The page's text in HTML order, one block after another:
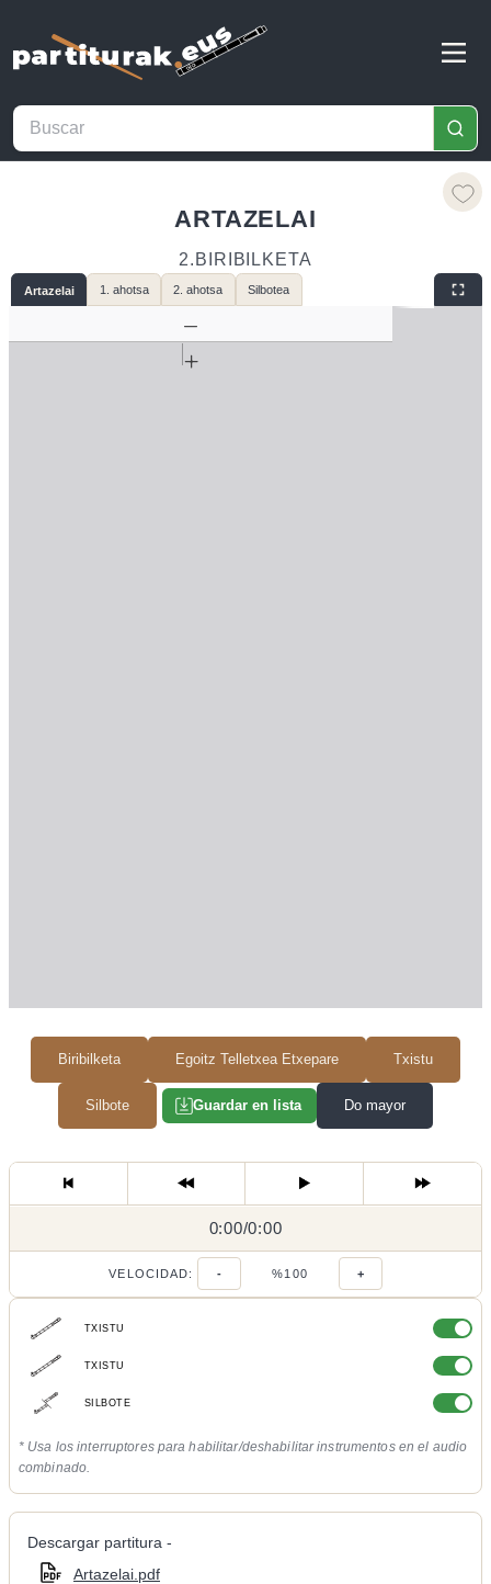
ARTAZELAI
2.BIRIBILKETA
Biribilketa Egoitz Telletxea Etxepare Txistu
Silbote Guardar en lista Do mayor
0:00/
0:00/0:00
VELOCIDAD: - %100 +
TXISTU
TXISTU
SILBOTE
* Usa los interruptores para habilitar/deshabilitar instrumentos en el audio
combinado.
Descargar partitura -
Artazelai.pdf
Artazelai 1. ahotsa 2. ahotsa Silbotea